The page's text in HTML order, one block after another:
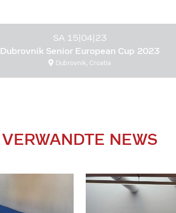
SA 15|04|23
Dubrovnik Senior European Cup 2023
Dubrovnik, Croatia
VERWANDTE NEWS